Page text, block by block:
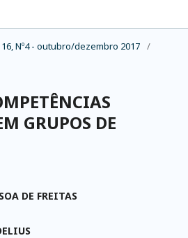
16, Nº4 - outubro/dezembro 2017 /
GRUPOS DE
DE FREITAS